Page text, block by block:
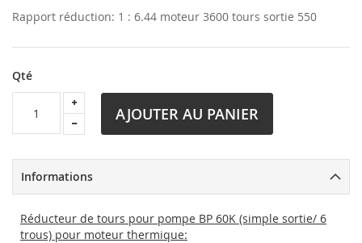
Rapport réduction: 1 : 6.44 moteur 3600 tours sortie 550
Qté
AJOUTER AU PANIER
Informations
Réducteur de tours pour pompe BP 60K (simple sortie/ 6
trous) pour moteur thermique: